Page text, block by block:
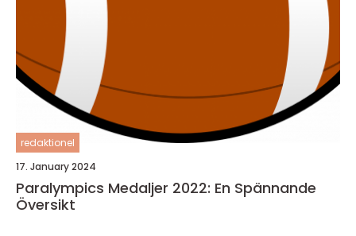
redaktionel
17. January 2024
Paralympics Medaljer 2022: En Spännande
Översikt